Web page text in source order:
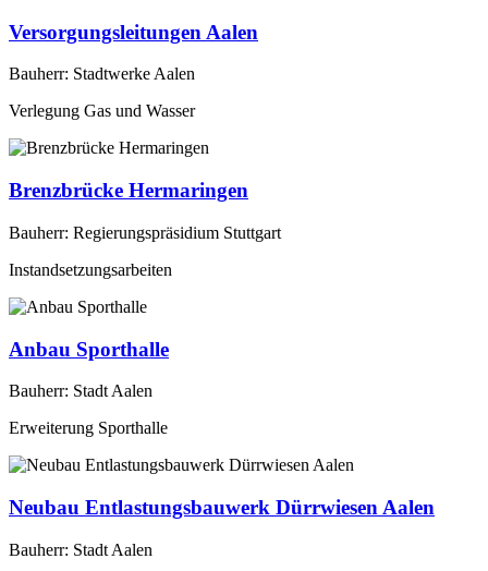
Versorgungsleitungen Aalen
Bauherr: Stadtwerke Aalen
Verlegung Gas und Wasser
Brenzbrücke Hermaringen
Bauherr: Regierungspräsidium Stuttgart
Instandsetzungsarbeiten
Anbau Sporthalle
Bauherr: Stadt Aalen
Erweiterung Sporthalle
Neubau Entlastungsbauwerk Dürrwiesen Aalen
Bauherr: Stadt Aalen